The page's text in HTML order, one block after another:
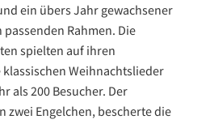
ein übers Jahr gewachsener
Rahmen. Die
spielten auf ihren
Weihnachtslieder
als 200 Besucher. Der
zwei Engelchen, bescherte die